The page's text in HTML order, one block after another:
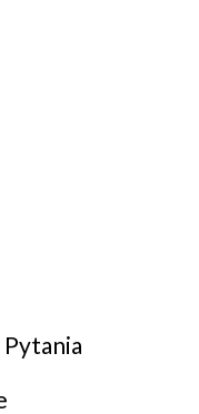
Pytania